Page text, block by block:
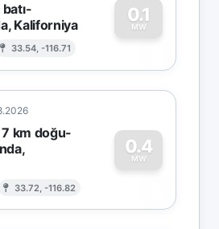
Kaliforniya
33.54, -116.71
0.1
MW
0
7 km doğu-
33.72, -116.82
0.4
MW
0